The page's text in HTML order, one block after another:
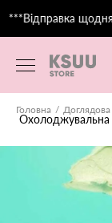
***Відправка
Головна
Охолоджувальна